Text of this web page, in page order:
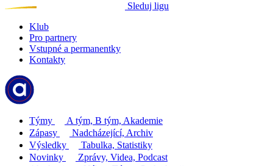
Sleduj ligu
Klub
Pro partnery
Vstupné a permanentky
Kontakty
Týmy
A tým, B tým, Akademie
Zápasy
Nadcházející, Archiv
Výsledky
Tabulka, Statistiky
Novinky
Zprávy, Videa, Podcast